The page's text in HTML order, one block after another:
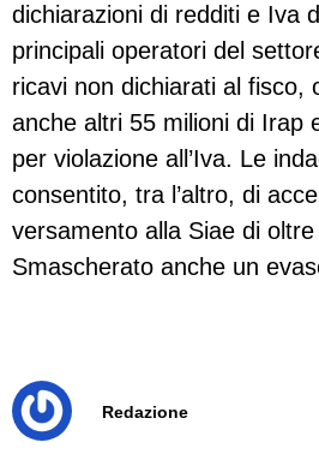
dichiarazioni di redditi e Iva
principali operatori del
ricavi non dichiarati al fisco,
anche altri 55 milioni di Irap
per violazione all’Iva. Le
consentito, tra l’altro, di
versamento alla Siae di
Smascherato anche un
Redazione